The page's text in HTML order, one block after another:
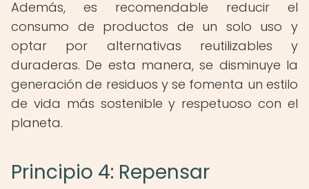
Además, es recomendable reducir el
consumo de productos de un solo uso y
optar por alternativas reutilizables y
duraderas. De esta manera, se disminuye la
generación de residuos y se fomenta un estilo
de vida más sostenible y respetuoso con el
planeta.
Principio 4: Repensar